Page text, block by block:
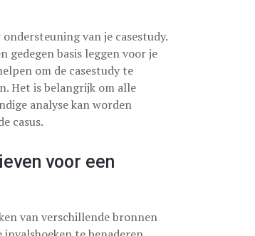
van je casestudy.
gedegen basis leggen voor je
om de casestudy te
Het is belangrijk om alle
analyse kan worden
casus.
voor een
van verschillende bronnen